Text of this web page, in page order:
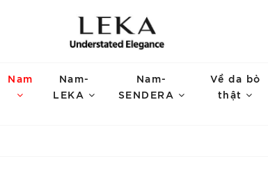
Nam
Nam-
LEKA
Nam-
SENDERA
Về da bò
thật